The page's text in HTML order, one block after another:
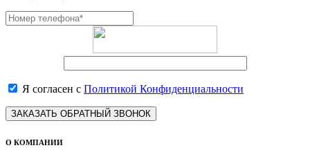
Я согласен с Политикой Конфиденциальности
ЗАКАЗАТЬ ОБРАТНЫЙ ЗВОНОК
О КОМПАНИИ